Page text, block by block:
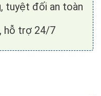
tuyệt đối an toàn
hỗ trợ 24/7
Bio Activ Dolce Vita